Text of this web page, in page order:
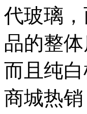
代玻璃
品的整
而且纯
商城热